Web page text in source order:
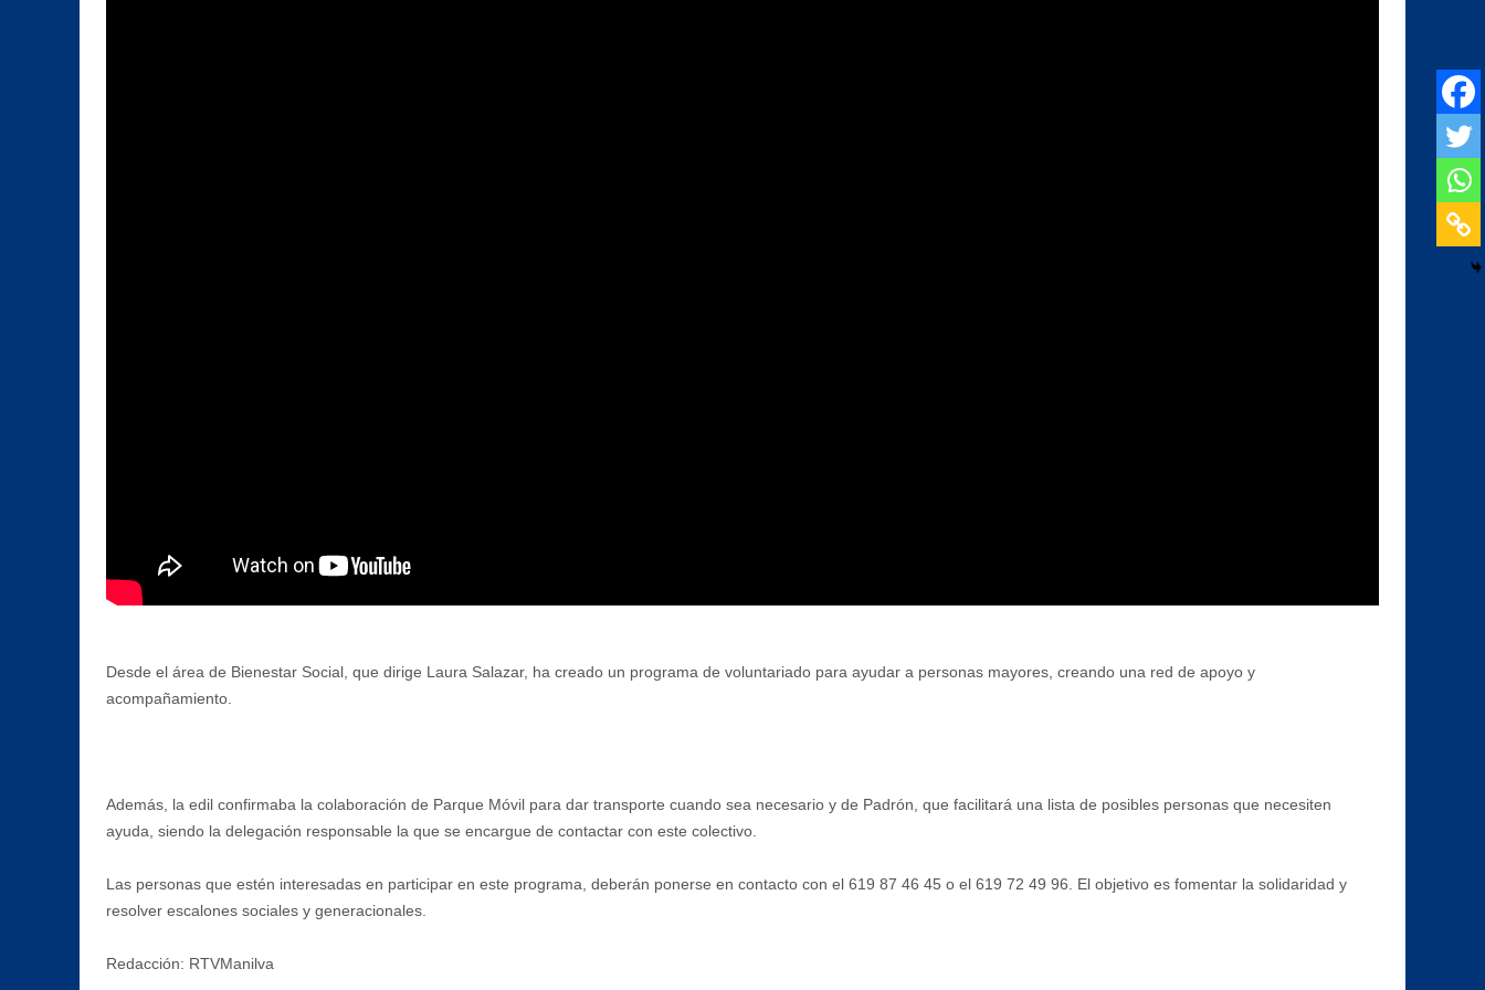
Desde el área de Bienestar Social, que dirige Laura Salazar, ha creado un programa de voluntariado para ayudar a personas mayores, creando una red de apoyo y
acompañamiento.
Además, la edil confirmaba la colaboración de Parque Móvil para dar transporte cuando sea necesario y de Padrón, que facilitará una lista de posibles personas que necesiten
ayuda, siendo la delegación responsable la que se encargue de contactar con este colectivo.
Las personas que estén interesadas en participar en este programa, deberán ponerse en contacto con el 619 87 46 45 o el 619 72 49 96. El objetivo es fomentar la solidaridad y
resolver escalones sociales y generacionales.
Redacción: RTVManilva